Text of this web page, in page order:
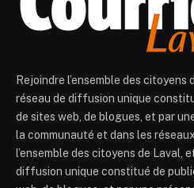
Rejoindre l’ensemble des citoyens
réseau de diffusion unique
de sites web, de blogues, et par
la communauté et dans les
l’ensemble des citoyens de Laval,
diffusion unique constitué de